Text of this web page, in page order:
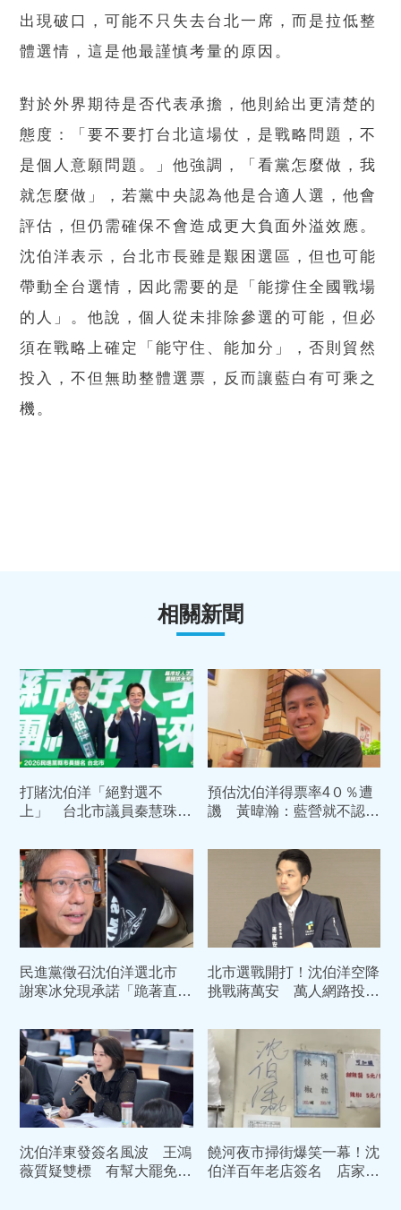
出現破口，可能不只失去台北一席，而是拉低整
體選情，這是他最謹慎考量的原因。
對於外界期待是否代表承擔，他則給出更清楚的
態度：「要不要打台北這場仗，是戰略問題，不
是個人意願問題。」他強調，「看黨怎麼做，我
就怎麼做」，若黨中央認為他是合適人選，他會
評估，但仍需確保不會造成更大負面外溢效應。
沈伯洋表示，台北市長雖是艱困選區，但也可能
帶動全台選情，因此需要的是「能撐住全國戰場
的人」。他說，個人從未排除參選的可能，但必
須在戰略上確定「能守住、能加分」，否則貿然
投入，不但無助整體選票，反而讓藍白有可乘之
機。
相關新聞
打賭沈伯洋「絕對選不
上」 台北市議員秦慧珠：
預估沈伯洋得票率4０％遭
譏 黃暐瀚：藍營就不認真
民進黨徵召沈伯洋選北市
謝寒冰兌現承諾「跪著直
北市選戰開打！沈伯洋空降
挑戰蔣萬安 萬人網路投票
沈伯洋東發簽名風波 王鴻
薇質疑雙標 有幫大罷免時
饒河夜市掃街爆笑一幕！沈
伯洋百年老店簽名 店家掀